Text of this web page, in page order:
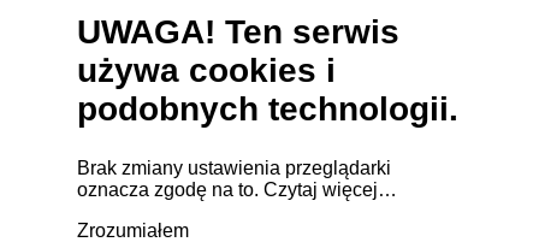
UWAGA! Ten serwis
używa cookies i
podobnych technologii.
Brak zmiany ustawienia przeglądarki
oznacza zgodę na to. Czytaj więcej…
Zrozumiałem